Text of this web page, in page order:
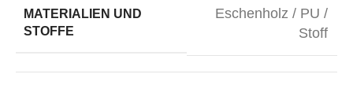
MATERIALIEN UND
STOFFE
Eschenholz / PU /
Stoff